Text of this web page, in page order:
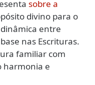
sobre a
divino para o
entre
nas Escrituras.
familiar com
harmonia e